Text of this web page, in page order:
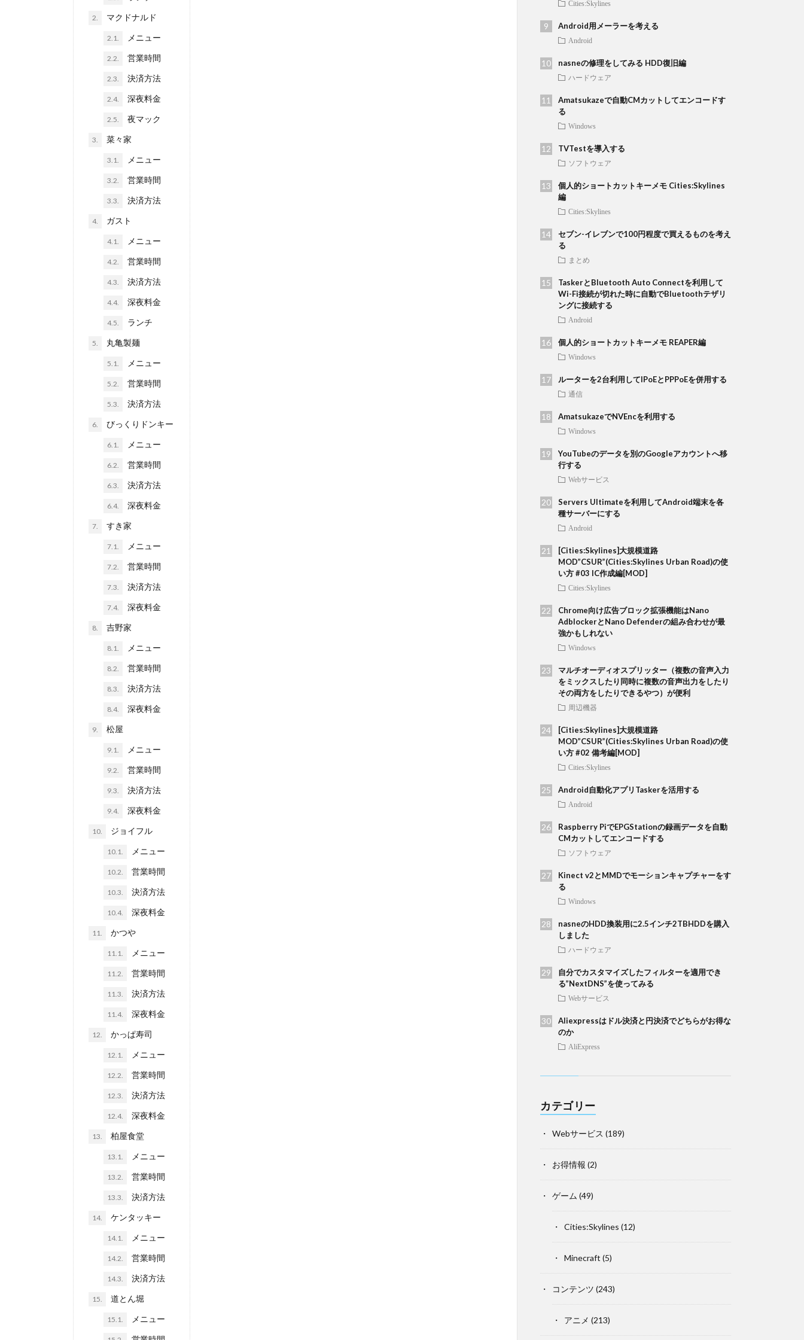
2. マクドナルド
2.1. メニュー
2.2. 営業時間
2.3. 決済方法
2.4. 深夜料金
2.5. 夜マック
3. 菜々家
3.1. メニュー
3.2. 営業時間
3.3. 決済方法
4. ガスト
4.1. メニュー
4.2. 営業時間
4.3. 決済方法
4.4. 深夜料金
4.5. ランチ
5. 丸亀製麺
5.1. メニュー
5.2. 営業時間
5.3. 決済方法
6. びっくりドンキー
6.1. メニュー
6.2. 営業時間
6.3. 決済方法
6.4. 深夜料金
7. すき家
7.1. メニュー
7.2. 営業時間
7.3. 決済方法
7.4. 深夜料金
8. 吉野家
8.1. メニュー
8.2. 営業時間
8.3. 決済方法
8.4. 深夜料金
9. 松屋
9.1. メニュー
9.2. 営業時間
9.3. 決済方法
9.4. 深夜料金
10. ジョイフル
10.1. メニュー
10.2. 営業時間
10.3. 決済方法
10.4. 深夜料金
11. かつや
11.1. メニュー
11.2. 営業時間
11.3. 決済方法
11.4. 深夜料金
12. かっぱ寿司
12.1. メニュー
12.2. 営業時間
12.3. 決済方法
12.4. 深夜料金
13. 柏屋食堂
13.1. メニュー
13.2. 営業時間
13.3. 決済方法
14. ケンタッキー
14.1. メニュー
14.2. 営業時間
14.3. 決済方法
15. 道とん堀
15.1. メニュー
Cities:Skylines
Android用メーラーを考える
Android
nasneの修理をしてみる HDD復旧編
ハードウェア
Amatsukazeで自動CMカットしてエンコードす
る
Windows
TVTestを導入する
ソフトウェア
個人的ショートカットキーメモ Cities:Skylines
編
Cities:Skylines
セブン-イレブンで100円程度で買えるものを考え
る
まとめ
TaskerとBluetooth Auto Connectを利用して
Wi-Fi接続が切れた時に自動でBluetoothテザリ
ングに接続する
Android
個人的ショートカットキーメモ REAPER編
Windows
ルーターを2台利用してIPoEとPPPoEを併用する
通信
AmatsukazeでNVEncを利用する
Windows
YouTubeのデータを別のGoogleアカウントへ移
行する
Webサービス
Servers Ultimateを利用してAndroid端末を各
種サーバーにする
Android
[Cities:Skylines]大規模道路
MOD”CSUR”(Cities:Skylines Urban Road)の使
い方 #03 IC作成編[MOD]
Cities:Skylines
Chrome向け広告ブロック拡張機能はNano
AdblockerとNano Defenderの組み合わせが最
強かもしれない
Windows
マルチオーディオスプリッター（複数の音声入力
をミックスしたり同時に複数の音声出力をしたり
その両方をしたりできるやつ）が便利
周辺機器
[Cities:Skylines]大規模道路
MOD”CSUR”(Cities:Skylines Urban Road)の使
い方 #02 備考編[MOD]
Cities:Skylines
Android自動化アプリTaskerを活用する
Android
Raspberry PiでEPGStationの録画データを自動
CMカットしてエンコードする
ソフトウェア
Kinect v2とMMDでモーションキャプチャーをす
る
Windows
nasneのHDD換装用に2.5インチ2TBHDDを購入
しました
ハードウェア
自分でカスタマイズしたフィルターを適用でき
る”NextDNS”を使ってみる
Webサービス
Aliexpressはドル決済と円決済でどちらがお得な
のか
AliExpress
カテゴリー
Webサービス (189)
お得情報 (2)
ゲーム (49)
Cities:Skylines (12)
Minecraft (5)
コンテンツ (243)
アニメ (213)